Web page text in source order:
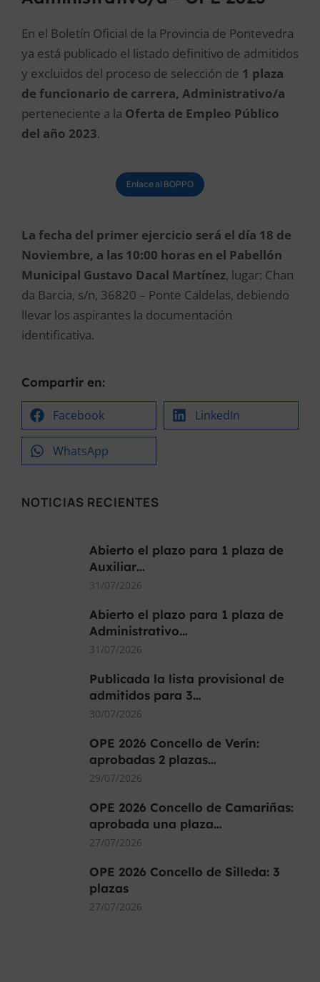
En el Boletín Oficial de la Provincia de Pontevedra
ya está publicado el listado definitivo de admitidos
y excluidos del proceso de selección de 1 plaza
de funcionario de carrera, Administrativo/a
perteneciente a la Oferta de Empleo Público
del año 2023.
Enlace al BOPPO
La fecha del primer ejercicio será el día 18 de
Noviembre, a las 10:00 horas en el Pabellón
Municipal Gustavo Dacal Martínez, lugar: Chan
da Barcia, s/n, 36820 – Ponte Caldelas, debiendo
llevar los aspirantes la documentación
identificativa.
Compartir en:
Facebook LinkedIn
WhatsApp
NOTICIAS RECIENTES
Abierto el plazo para 1 plaza de
Auxiliar…
31/07/2026
Abierto el plazo para 1 plaza de
Administrativo…
31/07/2026
Publicada la lista provisional de
admitidos para 3…
30/07/2026
OPE 2026 Concello de Verín:
aprobadas 2 plazas…
29/07/2026
OPE 2026 Concello de Camariñas:
aprobada una plaza…
27/07/2026
OPE 2026 Concello de Silleda: 3
plazas
27/07/2026